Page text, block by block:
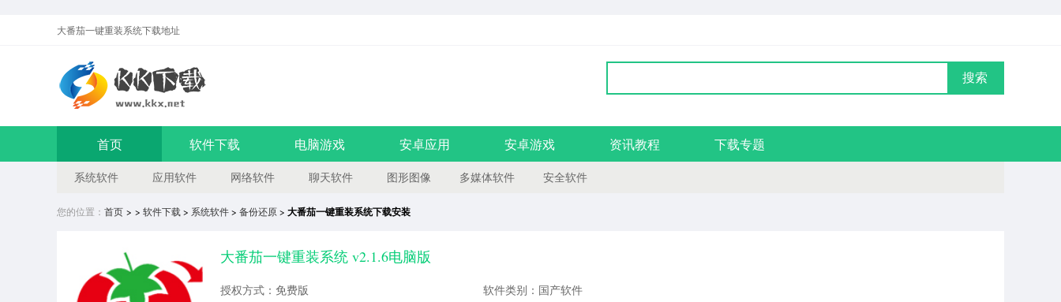
大番茄一键重装系统下载地址
搜索
首页 软件下载 电脑游戏 安卓应用 安卓游戏 资讯教程 下载专题
系统软件 应用软件 网络软件 聊天软件 图形图像 多媒体软件 安全软件
您的位置： 首页 > > 软件下载 > 系统软件> 备份还原> 大番茄一键重装系统下载安装
大番茄一键重装系统 v2.1.6电脑版
授权方式：免费版
软件类别：国产软件